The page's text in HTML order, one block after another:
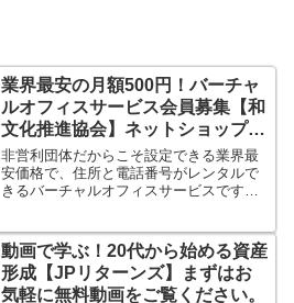
業界最安の月額500円！バーチャ
ルオフィスサービス会員募集【和
文化推進協会】ネットショップ運
営者の個人情報を守る！
非営利団体だからこそ設定できる業界最
安価格で、住所と電話番号がレンタルで
きるバーチャルオフィスサービスです。
（個人）で、ネットショップの表記や商
品送付状に、 自宅の住所・電話番号を記
載したくない方に便利です。
動画で学ぶ！20代から始める資産
形成【JPリターンズ】まずはお
気軽に無料動画をご覧ください。